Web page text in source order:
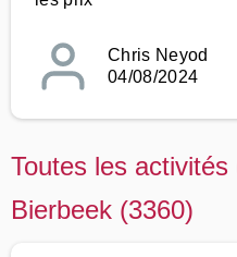
Chris Neyod
04/08/2024
Toutes les
Bierbeek (3360)